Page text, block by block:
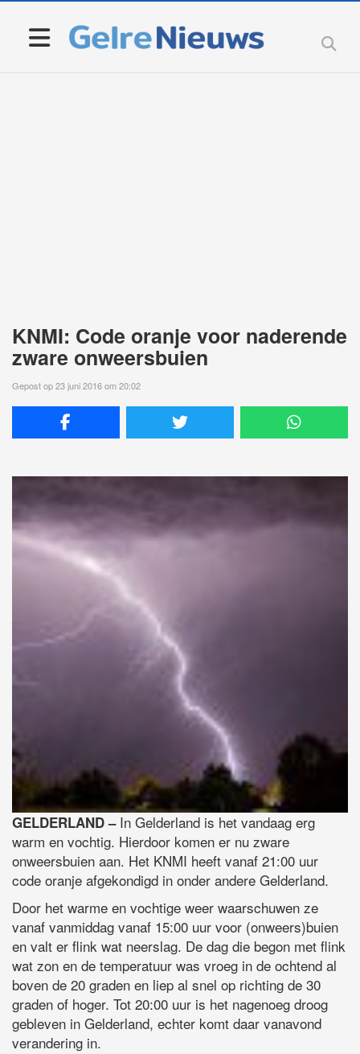
KNMI: Code oranje voor naderende
zware onweersbuien
Gepost op 23 juni 2016 om 20:02
GELDERLAND –In Gelderland is het vandaag erg
warm en vochtig. Hierdoor komen er nu zware
onweersbuien aan. Het KNMI heeft vanaf 21:00 uur
code oranje afgekondigd in onder andere Gelderland.
Door het warme en vochtige weer waarschuwen ze
vanaf vanmiddag vanaf 15:00 uur voor (onweers)buien
en valt er flink wat neerslag. De dag die begon met flink
wat zon en de temperatuur was vroeg in de ochtend al
boven de 20 graden en liep al snel op richting de 30
graden of hoger. Tot 20:00 uur is het nagenoeg droog
gebleven in Gelderland, echter komt daar vanavond
verandering in.